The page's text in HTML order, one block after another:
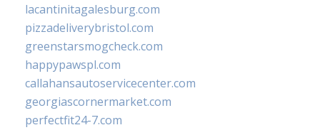
lacantinitagalesburg.com
pizzadeliverybristol.com
greenstarsmogcheck.com
happypawspl.com
callahansautoservicecenter.com
georgiascornermarket.com
perfectfit24-7.com